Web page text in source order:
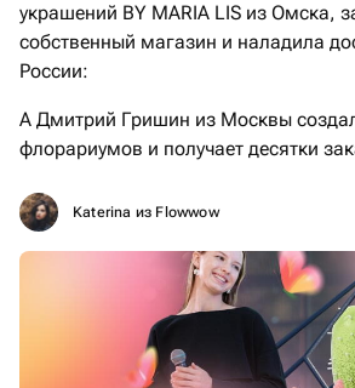
украшений BY MARIA LIS из Омска,
собственный магазин и наладила
России:
А Дмитрий Гришин из Москвы
флорариумов и получает десятки
Katerina из Flowwow